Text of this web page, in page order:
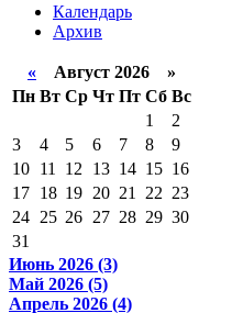
Календарь
Архив
« Август 2026 »
Пн Вт Ср Чт Пт Сб Вс
1
2
3
4 5 6 7 8
9
10 11 12 13 14 15 16
17 18 19 20 21 22 23
24 25 26 27 28 29 30
31
Июнь 2026 (3)
Май 2026 (5)
Апрель 2026 (4)